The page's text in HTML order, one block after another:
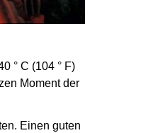
° C (104 ° F)
Moment der
Einen guten